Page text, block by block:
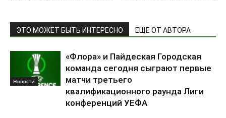
ЭТО МОЖЕТ БЫТЬ ИНТЕРЕСНО ЕЩЕ ОТ АВТОРА
Новости
«Флора» и Пайдеская Городская
команда сегодня сыграют первые
матчи третьего
квалификационного раунда Лиги
конференций УЕФА